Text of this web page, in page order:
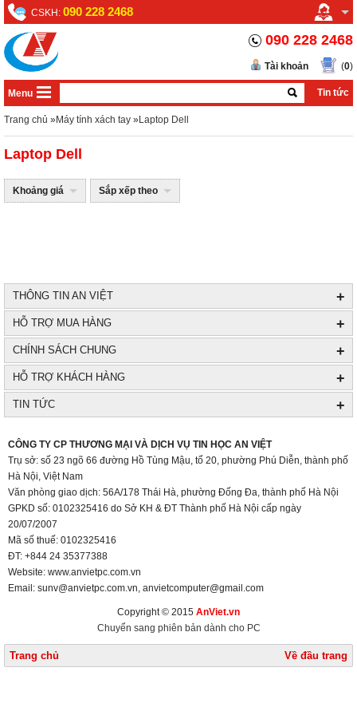
CSKH: 090 228 2468
090 228 2468
(0)
Tài khoản
Menu Tin tức
Trang chủ »Máy tính xách tay »Laptop Dell
Laptop Dell
Khoảng giá Sắp xếp theo
THÔNG TIN AN VIỆT +
HỖ TRỢ MUA HÀNG +
CHÍNH SÁCH CHUNG +
HỖ TRỢ KHÁCH HÀNG +
TIN TỨC +
CÔNG TY CP THƯƠNG MẠI VÀ DỊCH VỤ TIN HỌC AN VIỆT
Trụ sở: số 23 ngõ 66 đường Hồ Tùng Mậu, tổ 20, phường Phú Diễn, thành phố
Hà Nội, Việt Nam
Văn phòng giao dịch: 56A/178 Thái Hà, phường Đống Đa, thành phố Hà Nội
GPKD số: 0102325416 do Sở KH & ĐT Thành phố Hà Nội cấp ngày
20/07/2007
Mã số thuế: 0102325416
ĐT: +844 24 35377388
Website: www.anvietpc.com.vn
Email: sunv@anvietpc.com.vn, anvietcomputer@gmail.com
Copyright © 2015 AnViet.vn
Chuyển sang phiên bản dành cho PC
Trang chủ Về đầu trang